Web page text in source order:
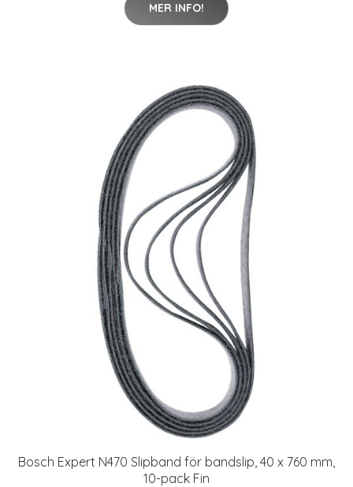
MER INFO!
Bosch Expert N470 Slipband för bandslip, 40 x 760 mm,
10-pack Fin